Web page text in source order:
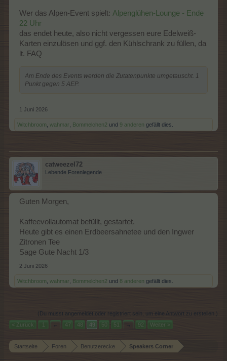
Wer das Alpen-Event spielt: Alpenglühen-Lounge - Ende
22 Uhr
das endet heute, also nicht vergessen eure Edelweiß-
Karten einzulösen und ggf. den Kühlschrank zu füllen, da
lt. FAQ
Am Ende des Events werden die Zutatenpunkte umgetauscht. 1
Punkt gegen 5 AEP.
1 Juni 2026
Witchbroom wahmar Bommelchen2 und 9 anderen gefällt dies.
catweezel72
Lebende Forenlegende
Guten Morgen,
Kaffeevollautomat befüllt, gestartet.
Heute gibt es einen Erdbeersahnetee und den Ingwer
Zitronen Tee
Sage Gute Nacht 1/3
2 Juni 2026
Witchbroom wahmar Bommelchen2 und 8 anderen gefällt dies.
(Du musst angemeldet oder registriert sein, um eine Antwort zu erstellen.)
< Zurück
← 47 48 49 50 51 → 92 Weiter >
Startseite Foren Benutzerecke Speakers Corner